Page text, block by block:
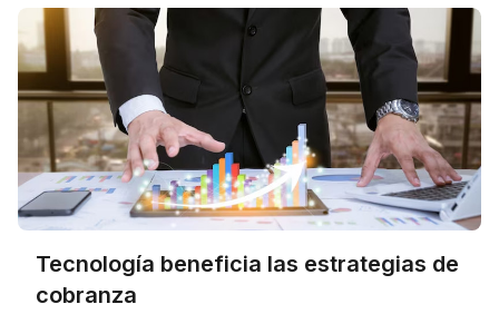
Tecnología beneficia las estrategias de
cobranza